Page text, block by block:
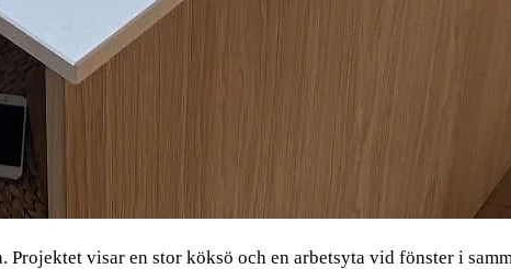
visar en stor köksö och en arbetsyta vid fönster i